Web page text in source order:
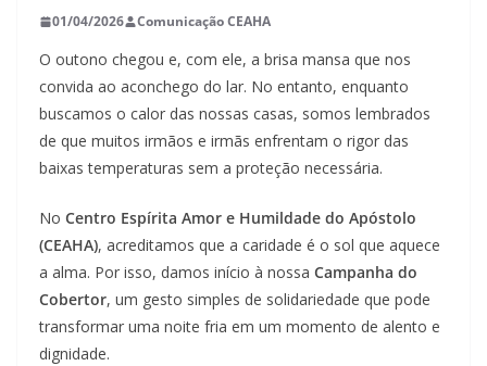
01/04/2026 Comunicação CEAHA
O outono chegou e, com ele, a brisa mansa que nos
convida ao aconchego do lar. No entanto, enquanto
buscamos o calor das nossas casas, somos lembrados
de que muitos irmãos e irmãs enfrentam o rigor das
baixas temperaturas sem a proteção necessária.
No Centro Espírita Amor e Humildade do Apóstolo
(CEAHA), acreditamos que a caridade é o sol que aquece
a alma. Por isso, damos início à nossa Campanha do
Cobertor, um gesto simples de solidariedade que pode
transformar uma noite fria em um momento de alento e
dignidade.